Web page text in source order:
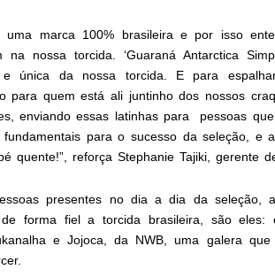
uma marca 100% brasileira e por isso
na nossa torcida. ‘Guaraná Antarctica
e única da nossa torcida. E para
para quem está ali juntinho dos nossos
enviando essas latinhas para pessoas
para o sucesso da seleção, e
quente!”, reforça Stephanie Tajiki, gerente
presentes no dia a dia da
de forma fiel a torcida brasileira, são eles:
e Jojoca, da NWB, uma galera